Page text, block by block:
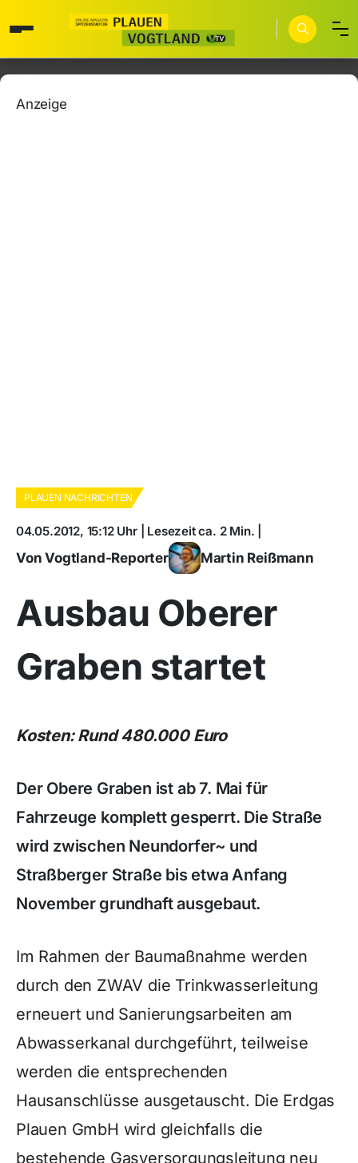
Anzeige
PLAUEN NACHRICHTEN
04.05.2012, 15:12 Uhr | Lesezeit ca. 2 Min. |
Von Vogtland-Reporter Martin Reißmann
Ausbau Oberer
Graben startet
Kosten: Rund 480.000 Euro
Der Obere Graben ist ab 7. Mai für
Fahrzeuge komplett gesperrt. Die Straße
wird zwischen Neundorfer~ und
Straßberger Straße bis etwa Anfang
November grundhaft ausgebaut.
Im Rahmen der Baumaßnahme werden
durch den ZWAV die Trinkwasserleitung
erneuert und Sanierungsarbeiten am
Abwasserkanal durchgeführt, teilweise
werden die entsprechenden
Hausanschlüsse ausgetauscht. Die Erdgas
Plauen GmbH wird gleichfalls die
bestehende Gasversorgungsleitung neu